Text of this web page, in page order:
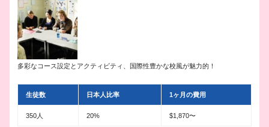
多彩なコース設定とアクティビティ、国際性豊かな校風が魅力的！
生徒数 日本人比率 1ヶ月の費用
350人 20% $1,870〜